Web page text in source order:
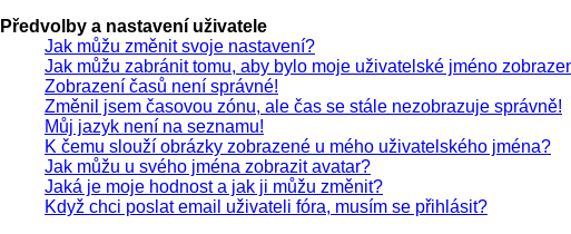
Předvolby a nastavení uživatele
Jak můžu změnit svoje nastavení?
Jak můžu zabránit tomu, aby bylo moje uživatelské jméno
Zobrazení časů není správné!
Změnil jsem časovou zónu, ale čas se stále nezobrazuje správně!
Můj jazyk není na seznamu!
K čemu slouží obrázky zobrazené u mého uživatelského jména?
Jak můžu u svého jména zobrazit avatar?
Jaká je moje hodnost a jak ji můžu změnit?
Když chci poslat email uživateli fóra, musím se přihlásit?